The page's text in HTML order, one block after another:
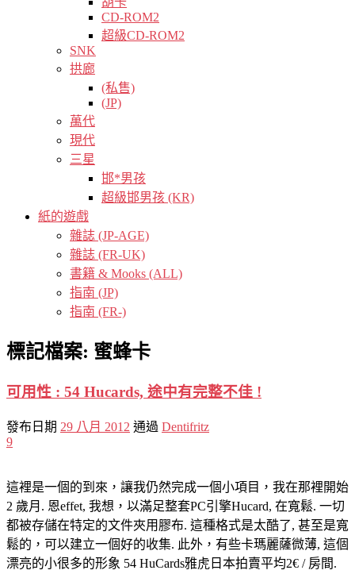
CD-ROM2
超級CD-ROM2
SNK
拱廊
(私售)
(JP)
萬代
現代
三星
邯*男孩
超級邯男孩 (KR)
紙的遊戲
雜誌 (JP-AGE)
雜誌 (FR-UK)
書籍 & Mooks (ALL)
指南 (JP)
指南 (FR-)
標記檔案: 蜜蜂卡
可用性 : 54 Hucards, 途中有完整不佳 !
發布日期 29 八月 2012 通過 Dentifritz
9
這裡是一個的到來，讓我仍然完成一個小項目，我在那裡開始
2 歲月. 恩effet, 我想，以滿足整套PC引擎Hucard, 在寬鬆. 一切
都被存儲在特定的文件夾用膠布. 這種格式是太酷了, 甚至是寬
鬆的，可以建立一個好的收集. 此外，有些卡瑪麗薩微薄, 這個
漂亮的小很多的形象 54 HuCards雅虎日本拍賣平均2€ / 房間.